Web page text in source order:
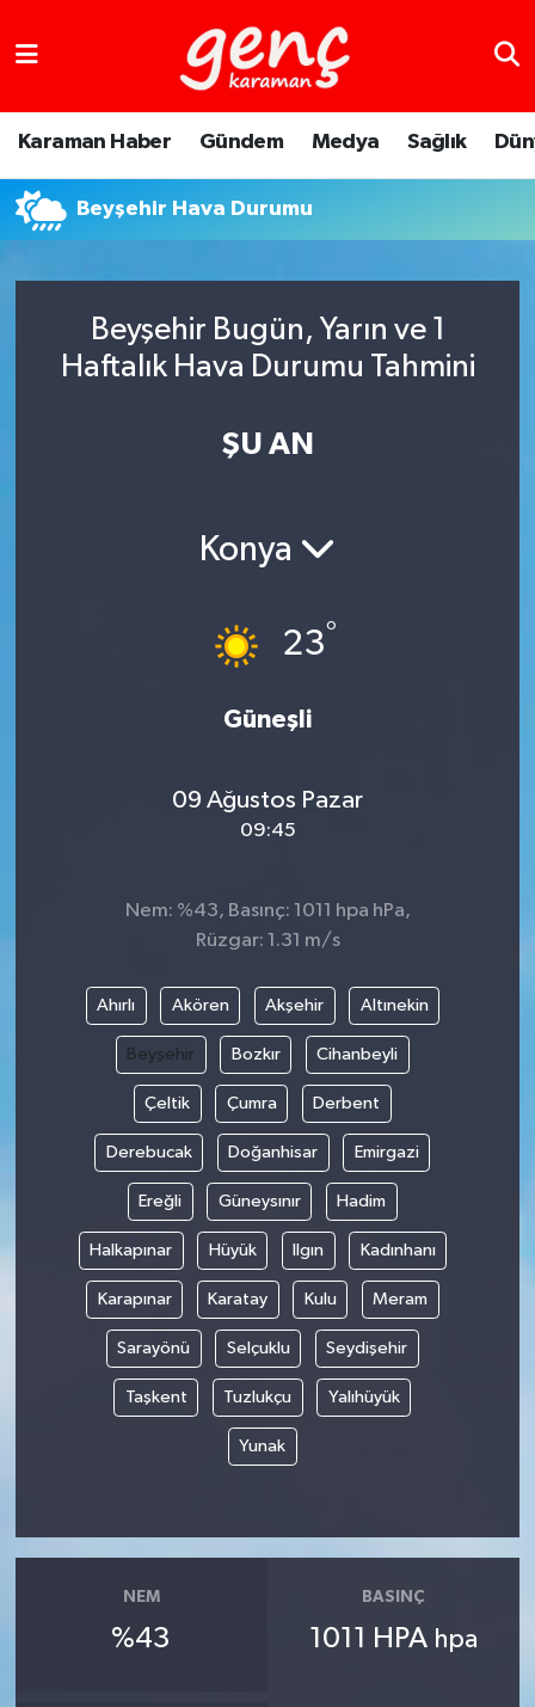
Karaman Haber Gündem Medya Sağlık
Beyşehir Hava Durumu
Beyşehir Bugün, Yarın ve 1
Haftalık Hava Durumu Tahmini
ŞU AN
Konya
23°
Güneşli
09 Ağustos Pazar
09:45
Nem: %43, Basınç: 1011 hpa hPa,
Rüzgar: 1.31 m/s
Ahırlı Akören Akşehir Altınekin
Beyşehir Bozkır Cihanbeyli
Çeltik Çumra Derbent
Derebucak Doğanhisar Emirgazi
Ereğli Güneysınır Hadim
Halkapınar Hüyük Ilgın Kadınhanı
Karapınar Karatay Kulu Meram
Sarayönü Selçuklu Seydişehir
Taşkent Tuzlukçu Yalıhüyük
Yunak
NEM
%43
BASINÇ
1011 HPA hpa